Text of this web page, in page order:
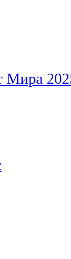
Мира